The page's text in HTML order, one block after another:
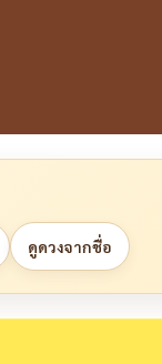
ดูดวงจากชื่อ